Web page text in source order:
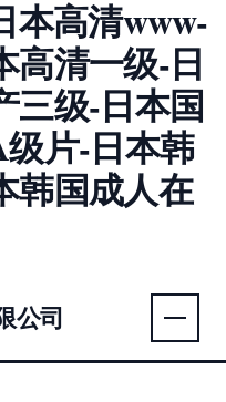
本高清www-
高清一级-日
三级-日本国
片-日本韩
韩国成人在
公司